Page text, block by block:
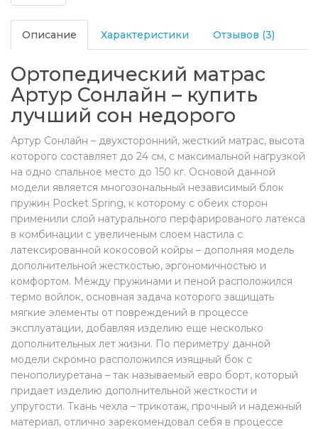
Описание Характеристики Отзывов (3)
Ортопедический матрас
Артур Сонлайн – купить
лучший сон недорого
Артур Сонлайн – двухсторонний, жесткий матрас, высота
которого составляет до 24 см, с максимальной нагрузкой
на одно спальное место до 150 кг. Основой данной
модели является многозональный независимый блок
пружин Pocket Spring, к которому с обеих сторон
применили слой натурального перфарированого латекса
в комбинации с увеличеным слоем настила с
латексированной кокосовой койры – дополняя модель
дополнительной жесткостью, эргономичностью и
комфортом. Между пружинами и пеной расположился
термо войлок, основная задача которого защищать
мягкие элементы от повреждений в процессе
эксплуатации, добавляя изделию еще несколько
дополнительных лет жизни. По периметру данной
модели скромно расположился изящный бок с
пенополиуретана – так называемый евро борт, который
придает изделию дополнительной жесткости и
упругости. Ткань чехла – трикотаж, прочный и надежный
материал, отлично зарекомендовал себя в процессе